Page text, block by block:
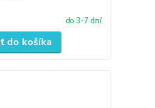
do 3-7 dní
do košíka